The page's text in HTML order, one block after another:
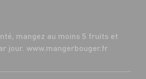
mangez au moins 5 fruits et
jour. www.mangerbouger.fr